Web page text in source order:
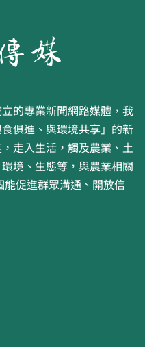
的專業新聞網路媒體，我
俱進、與環境共享」的新
走入生活，觸及農業、土
境、生態等，與農業相關
促進群眾溝通、開放信